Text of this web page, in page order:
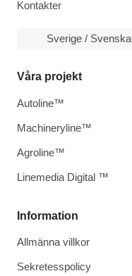
Kontakter
Sverige / Svenska
Information
Allmänna villkor
Sekretesspolicy
Våra projekt
Autoline™
Machineryline™
Agroline™
Linemedia Digital ™